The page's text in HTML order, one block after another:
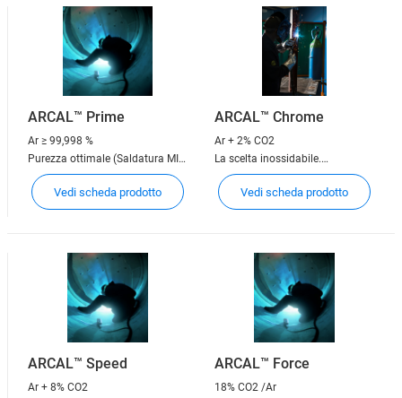
ARCAL™ Prime
Ar ≥ 99,998 %
Purezza ottimale (Saldatura MIG,
TIG, al plasma)
Vedi scheda prodotto
ARCAL™ Chrome
Ar + 2% CO2
La scelta inossidabile.
(Saldatura MAG su acciai
inossidabili)
Vedi scheda prodotto
ARCAL™ Speed
Ar + 8% CO2
ARCAL™ Force
18% CO2 /Ar